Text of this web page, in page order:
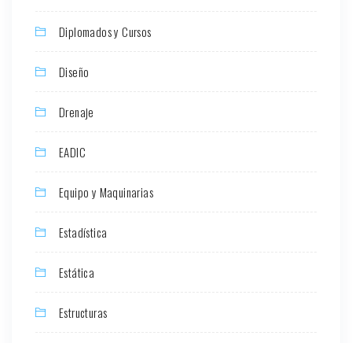
Diplomados y Cursos
Diseño
Drenaje
EADIC
Equipo y Maquinarias
Estadística
Estática
Estructuras